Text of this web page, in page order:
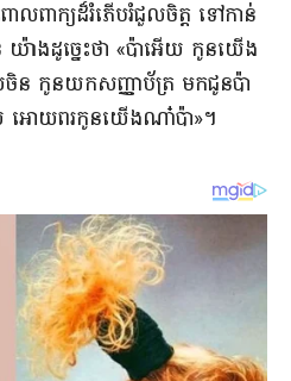
លពាក្យដ៏រំភើបរំជួលចិត្ត ទៅកាន់
ាងដូច្នេះថា «ប៉ាអើយ កូនយើង
ន កូនយកសញ្ញាប័ត្រ មកជូនប៉ា
អោយពរកូនយើងណា៎ប៉ា»។